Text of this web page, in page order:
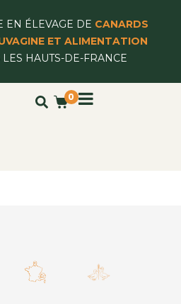
EN ÉLEVAGE DE CANARDS
ET ALIMENTATION
HAUTS-DE-FRANCE
0